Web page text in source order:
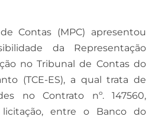
Contas (MPC) apresentou
da Representação
no Tribunal de Contas do
(TCE-ES), a qual trata de
no Contrato nº. 147560,
entre o Banco do